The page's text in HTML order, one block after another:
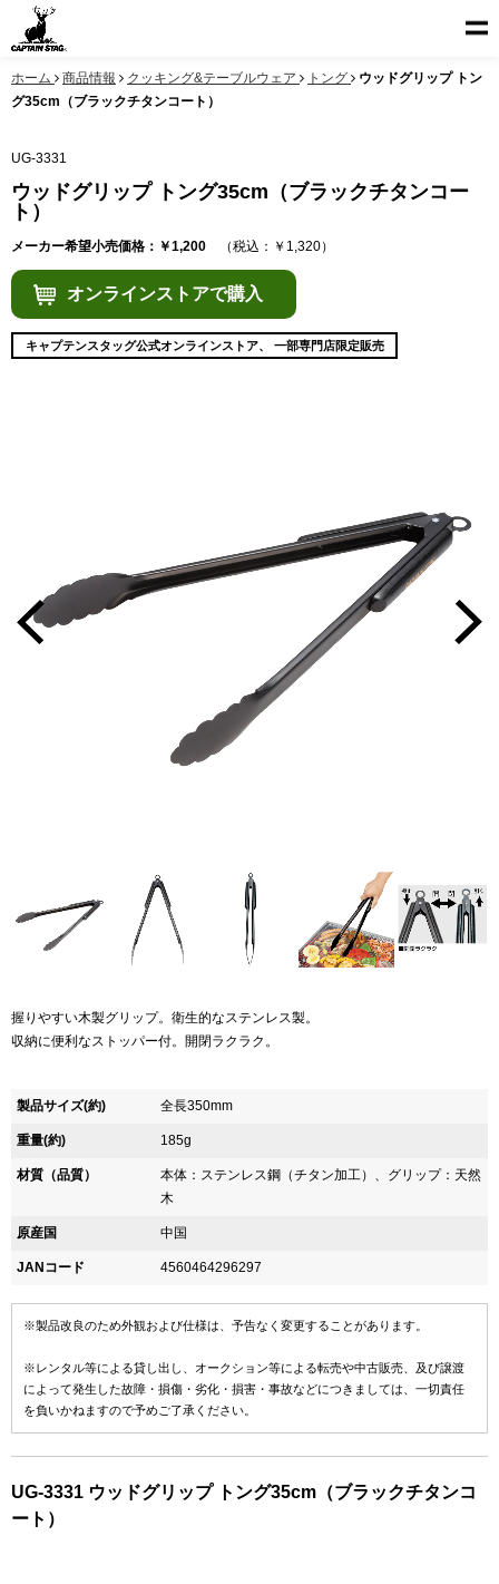
ホーム 商品情報 クッキング&テーブルウェア トング
ウッドグリップ トン
グ35cm（ブラックチタンコート）
UG-3331
ウッドグリップ トング35cm（ブラックチタンコー
ト）
メーカー希望小売価格：￥1,200 （税込：￥1,320）
オンラインストアで購入
キャプテンスタッグ公式オンラインストア、 一部専門店限定販売
握りやすい木製グリップ。衛生的なステンレス製。
収納に便利なストッパー付。開閉ラクラク。
製品サイズ(約) 全長350mm
重量(約) 185g
材質（品質）
本体：ステンレス鋼（チタン加工）、グリップ：天然
木
原産国 中国
JANコード 4560464296297
※製品改良のため外観および仕様は、予告なく変更することがあります。
※レンタル等による貸し出し、オークション等による転売や中古販売、及び譲渡
によって発生した故障・損傷・劣化・損害・事故などにつきましては、一切責任
を負いかねますので予めご了承ください。
UG-3331 ウッドグリップ トング35cm（ブラックチタンコ
ート）